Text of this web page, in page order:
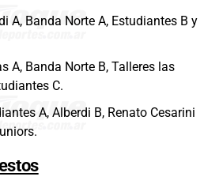
A, Banda Norte A, Estudiantes B y
A, Banda Norte B, Talleres las
C.
A, Alberdi B, Renato Cesarini